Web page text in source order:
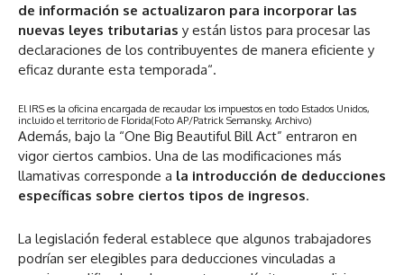
de información se actualizaron para incorporar las
nuevas leyes tributarias y están listos para procesar las
declaraciones de los contribuyentes de manera eficiente y
eficaz durante esta temporada“.
El IRS es la oficina encargada de recaudar los impuestos en todo Estados Unidos,
incluido el territorio de Florida(Foto AP/Patrick Semansky, Archivo)
Además, bajo la “One Big Beautiful Bill Act” entraron en
vigor ciertos cambios. Una de las modificaciones más
llamativas corresponde a la introducción de deducciones
específicas sobre ciertos tipos de ingresos.
La legislación federal establece que algunos trabajadores
podrían ser elegibles para deducciones vinculadas a